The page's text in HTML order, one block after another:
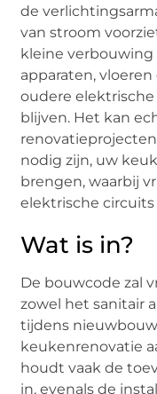
de
van stroom
kleine verbouwing
apparaten,
oudere
blijven. Het kan
nodig zijn, uw
brengen, waarbij
elektrische
Wat is in?
De bouwcode zal
zowel het sanitair
tijdens
keukenrenovatie
houdt vaak de
in, evenals de